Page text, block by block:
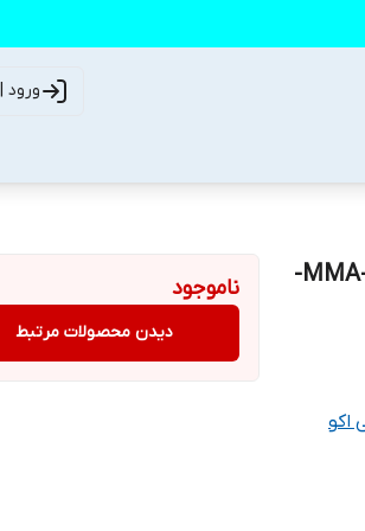
ورود
جک هیدرولیک خودرو کنزاکس مدل MMA-KX-CARJ-2TNS-
اکو
ناموجود
دیدن محصولات مرتبط